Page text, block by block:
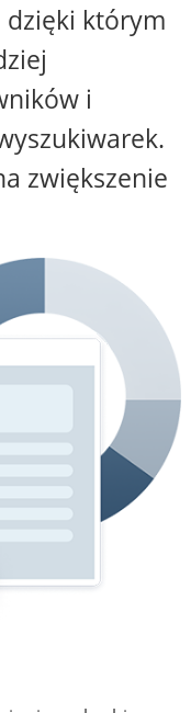
którym
i
zwiększenie